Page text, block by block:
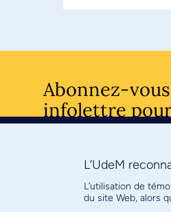
Abonnez-
infolettre
l’actualité
L’UdeM
L’utilisation de
du site Web, alors